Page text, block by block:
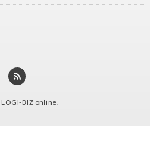
LOGI-BIZ online